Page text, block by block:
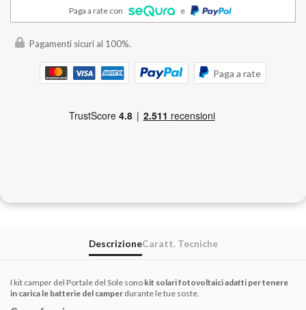
Paga a rate con e
Pagamenti sicuri al 100%.
Paga a rate
DescrizioneCaratt. Tecniche
I kit camper del Portale del Sole sono kit solari fotovoltaici adatti per tenere
in carica le batterie del camper durante le tue soste.